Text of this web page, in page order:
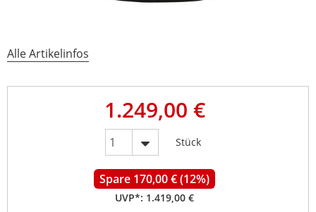
Alle Artikelinfos
1.249,00 €
Stück
Spare 170,00 € (12%)
UVP*: 1.419,00 €